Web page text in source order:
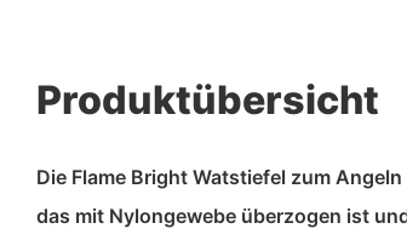
Produktübersicht
Die Flame Bright Watstiefel zum
das mit Nylongewebe überzogen ist